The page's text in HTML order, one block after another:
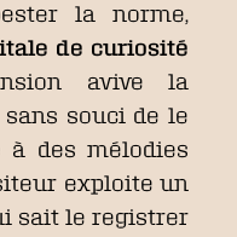
la norme,
de curiosité
avive la
sans souci de le
à des mélodies
exploite un
sait le registrer